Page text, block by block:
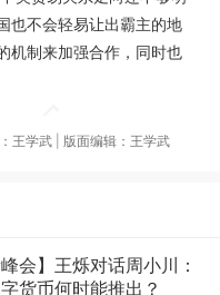
也不会轻易让出霸主的地
机制来加强合作，同时也
王学武 | 版面编辑：王学武
峰会】王烁对话周小川：
货币何时能推出？